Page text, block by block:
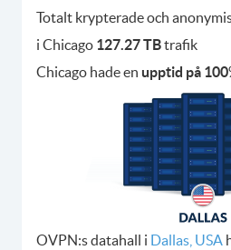
Totalt krypterade och
i Chicago 127.27 TBtrafik
Chicago hade en upptid på 100
OVPN:s datahall i Dallas, USA